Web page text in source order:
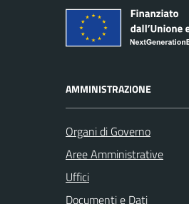
AMMINISTRAZIONE
Organi di Governo
Aree Amministrative
Uffici
Documenti e Dati